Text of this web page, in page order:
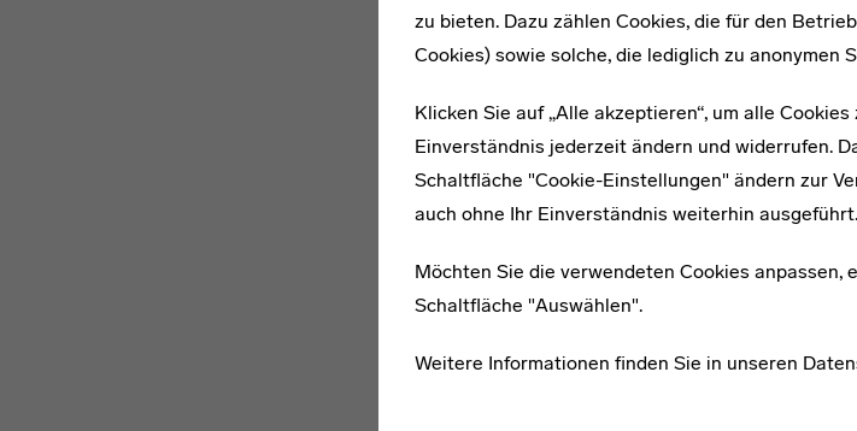
zu bieten. Dazu zählen Cookies, die für den
Cookies) sowie solche, die lediglich zu anonymen
Klicken Sie auf „Alle akzeptieren“, um alle
Einverständnis jederzeit ändern und widerrufen.
Schaltfläche "Cookie-Einstellungen" ändern zur
auch ohne Ihr Einverständnis weiterhin ausgeführt.
Möchten Sie die verwendeten Cookies anpassen,
Schaltfläche "Auswählen".
Weitere Informationen finden Sie in unseren